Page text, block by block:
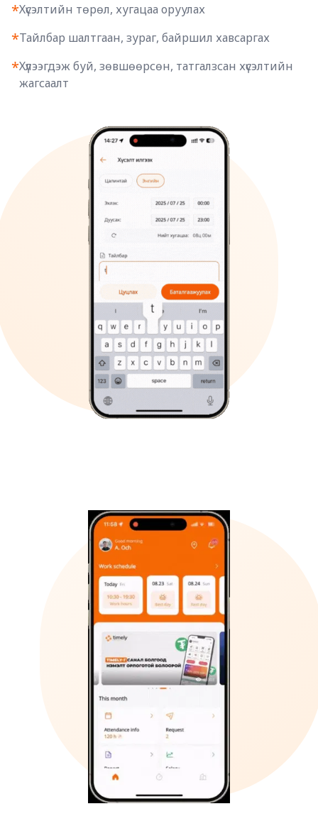
*Хүсэлтийн төрөл, хугацаа оруулах
*Тайлбар шалтгаан, зураг, байршил хавсаргах
*Хүлээгдэж буй, зөвшөөрсөн, татгалзсан хүсэлтийн
жагсаалт